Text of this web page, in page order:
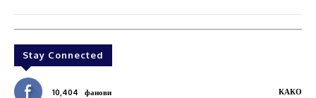
Stay Connected
10,404 фанови КАКО